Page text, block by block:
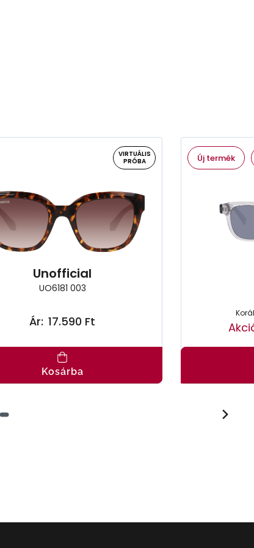
VIRTUÁLIS
PRÓBA
Unofficial
UO6181 003
Ár: 17.590 Ft
Kosárba
Új termék